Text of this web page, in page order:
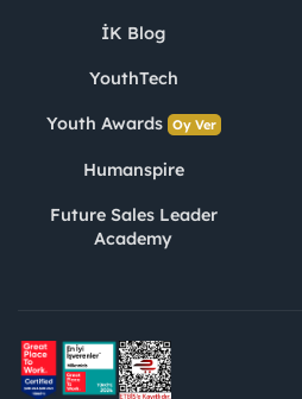
İK Blog
YouthTech
Youth Awards Oy Ver
Humanspire
Future Sales Leader
Academy